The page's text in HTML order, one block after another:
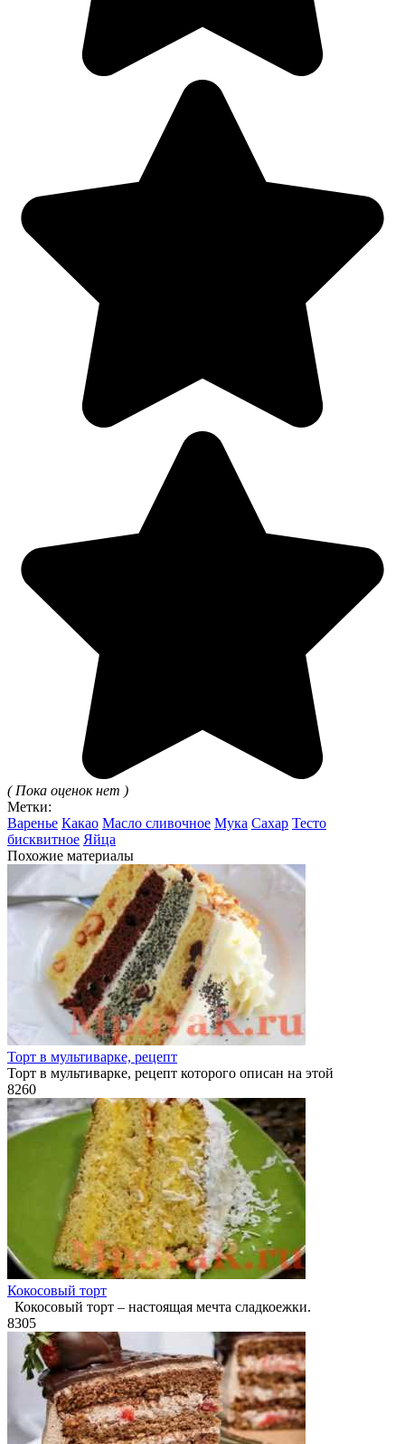
( Пока оценок нет )
Метки:
Варенье Какао Масло сливочное Мука Сахар Тесто
бисквитное Яйца
Похожие материалы
Торт в мультиварке, рецепт
Торт в мультиварке, рецепт которого описан на этой
8260
Кокосовый торт
Кокосовый торт – настоящая мечта сладкоежки.
8305